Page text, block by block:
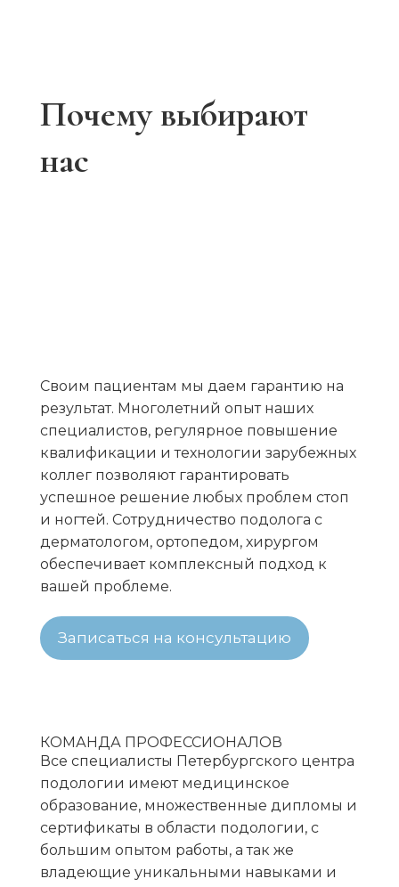
Почему выбирают
нас
Своим пациентам мы даем гарантию на
результат. Многолетний опыт наших
специалистов, регулярное повышение
квалификации и технологии зарубежных
коллег позволяют гарантировать
успешное решение любых проблем стоп
и ногтей. Сотрудничество подолога с
дерматологом, ортопедом, хирургом
обеспечивает комплексный подход к
вашей проблеме.
Записаться на консультацию
КОМАНДА ПРОФЕССИОНАЛОВ
Все специалисты Петербургского центра
подологии имеют медицинское
образование, множественные дипломы и
сертификаты в области подологии, с
большим опытом работы, а так же
владеющие уникальными навыками и